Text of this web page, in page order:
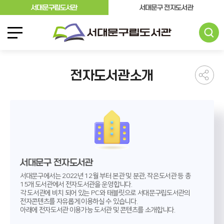
서대문구립도서관 서대문구 전자도서관
전자도서관소개
서대문구 전자도서관
서대문구에서는 2022년 12월 부터 본관 및 분관, 작은도서관 등 총
15개 도서관에서 전자도서관을 운영합니다.
각 도서관에 비치 되어 있는 PC와 태블릿으로 서대문구립도서관의
전자콘텐츠를 자유롭게 이용하실 수 있습니다.
아래에 전자도서관 이용가능 도서관 및 콘텐츠를 소개합니다.